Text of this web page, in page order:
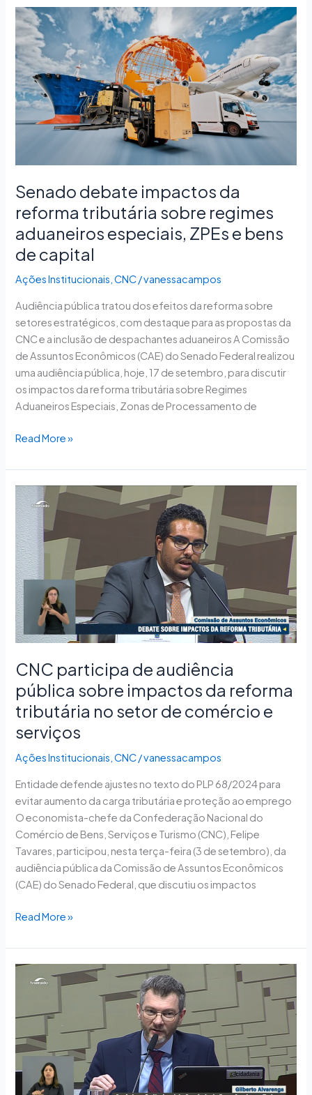
Senado debate impactos da
reforma tributária sobre regimes
aduaneiros especiais, ZPEs e bens
de capital
Ações Institucionais,CNC/vanessacampos
Audiência pública tratou dos efeitos da reforma sobre
setores estratégicos, com destaque para as propostas da
CNC e a inclusão de despachantes aduaneiros A Comissão
de Assuntos Econômicos (CAE) do Senado Federal realizou
uma audiência pública, hoje, 17 de setembro, para discutir
os impactos da reforma tributária sobre Regimes
Aduaneiros Especiais, Zonas de Processamento de
Senado
debate
impactos
da
reforma
tributária
regimes
especiais,
e
bens
de
capital
Read More »
CNC participa de audiência
pública sobre impactos da reforma
tributária no setor de comércio e
serviços
Ações Institucionais,CNC/vanessacampos
Entidade defende ajustes no texto do PLP 68/2024 para
evitar aumento da carga tributária e proteção ao emprego
O economista-chefe da Confederação Nacional do
Comércio de Bens, Serviços e Turismo (CNC), Felipe
Tavares, participou, nesta terça-feira (3 de setembro), da
audiência pública da Comissão de Assuntos Econômicos
(CAE) do Senado Federal, que discutiu os impactos
CNC
participa
de
audiência
pública
sobre
impactos
da
reforma
tributária
no
setor
de
comércio
e
Read More »
participa
audiência
pública
sobre
regulamentação
de